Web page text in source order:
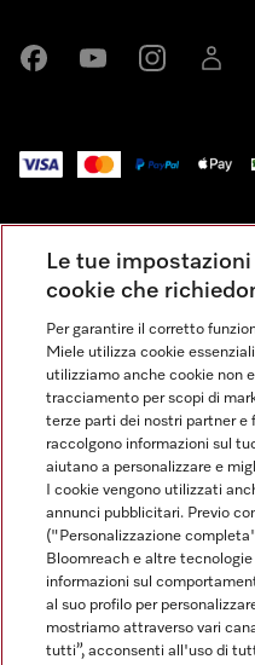
Condizioni Generali di Vendita
Privacy
Condizioni di Utilizzo
Dichiarazione di Accessibilità
Modulo di recesso
Legge sui servizi digitali
Impostazioni dei cookie
FINANZIAMENTO FINO A 50
ZERO
Le tue
cookie che
Per garantire il corretto
Miele utilizza cookie
utilizziamo anche cookie non
tracciamento per scopi di
terze parti dei nostri partner e
raccolgono informazioni sul
aiutano a personalizzare e
I cookie vengono utilizzati
annunci pubblicitari. Previo
("Personalizzazione
Bloomreach e altre
informazioni sul
al suo profilo per
mostriamo attraverso vari
tutti”, acconsenti all'uso di